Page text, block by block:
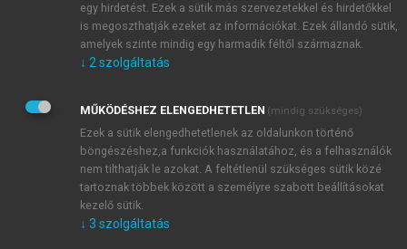
Kérek értesítést a MeRSZ újdonságairól, akcióiról.
Kérek értesítést az Akadémiai Kiadó Zrt. újdonságairól,
Adatkezelési tájékoztatóbanfoglaltakat tudomásul
veszem és elfogadom.
Általános vásárlási feltételeket, valamint a szotar.netés a
mersz.huoldalak licencszerződéseiben foglaltakat
tudomásul veszem és elfogadom.
KIPRÓBÁLOM
egy hirdetést. Ezek a sütik más szervezetekkel és hirdetőkkel
is megoszthatják ezeket az információkat. Ezek állandó sütik,
amelyek szinte mindig egy harmadik féltől származnak.
↓ 2 szolgáltatás
MŰKÖDÉSHEZ ELENGEDHETETLEN (mindig szükséges)
Ezek a sütik elengedhetetlenek az oldalunkon történő
böngészéshez,a funkciók használatához, és a felhasználók
nem tilthatják le azokat. A feltétlenül szükséges sütik közé
tartoznak többek között a személyre szabott beállításokat
kezelő sütik.
↓ 3 szolgáltatás